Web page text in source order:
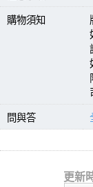
購物須知
問與答
更新